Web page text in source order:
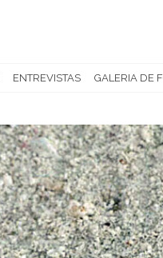
ENTREVISTAS GALERIA DE